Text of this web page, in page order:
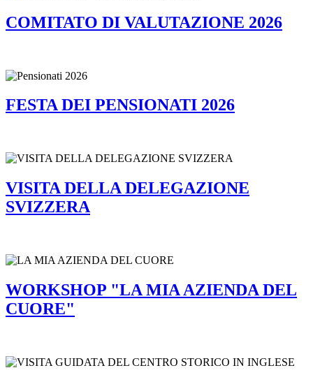
COMITATO DI VALUTAZIONE 2026
FESTA DEI PENSIONATI 2026
VISITA DELLA DELEGAZIONE
SVIZZERA
WORKSHOP "LA MIA AZIENDA DEL
CUORE"